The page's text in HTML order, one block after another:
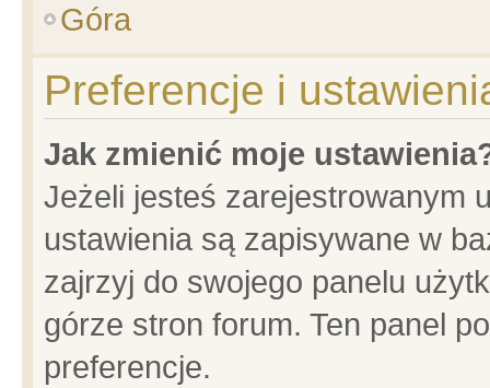
Góra
Preferencje i
Jak zmienić moje
Jeżeli jesteś zarejestrowanym
ustawienia są zapisywane w
zajrzyj do swojego panelu
górze stron forum. Ten panel
preferencje.